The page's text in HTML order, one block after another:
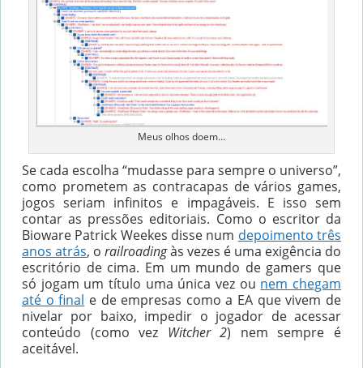
Meus olhos doem…
Se cada escolha “mudasse para sempre o universo”,
como prometem as contracapas de vários games,
jogos seriam infinitos e impagáveis. E isso sem
contar as pressões editoriais. Como o escritor da
Bioware Patrick Weekes disse num depoimento três
anos atrás, o railroadingàs vezes é uma exigência do
escritório de cima. Em um mundo de gamers que
só jogam um título uma única vez ou nem chegam
até o final e de empresas como a EA que vivem de
nivelar por baixo, impedir o jogador de acessar
conteúdo (como vez Witcher 2) nem sempre é
aceitável.